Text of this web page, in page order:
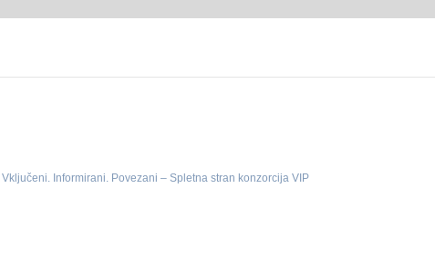
Vključeni. Informirani. Povezani – Spletna stran konzorcija VIP